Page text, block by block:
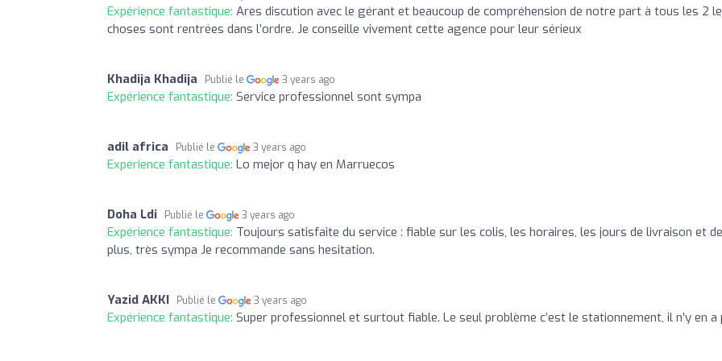
Expérience fantastique: Ares discution avec le gérant et beaucoup de compréhension de notre part à tous les 2
choses sont rentrées dans l’ordre. Je conseille vivement cette agence pour leur sérieux
Khadija Khadija Publié le 3 years ago
Expérience fantastique: Service professionnel sont sympa
adil africa Publié le 3 years ago
Expérience fantastique: Lo mejor q hay en Marruecos
Doha Ldi Publié le 3 years ago
Expérience fantastique: Toujours satisfaite du service : fiable sur les colis, les horaires, les jours de livraison et de
plus, très sympa Je recommande sans hesitation.
Yazid AKKI Publié le 3 years ago
Expérience fantastique: Super professionnel et surtout fiable. Le seul problème c’est le stationnement, il n’y en a